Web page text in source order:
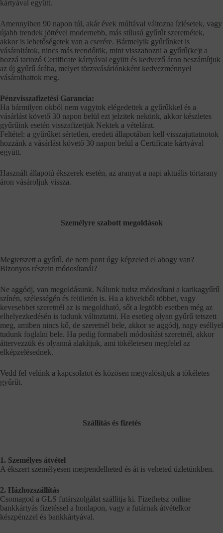
kártyával együtt.
Amennyiben 90 napon túl, akár évek múltával változna ízlésetek, vagy
újabb trendek jöttével modernebb, más stílusú gyűrűt szeretnétek,
akkor is lehetőségetek van a cserére. Bármelyik gyűrűnket is
vásároltátok, nincs más teendőtök, mint visszahozni a gyűrű(ke)t a
hozzá tartozó Certificate kártyával együtt és kedvező áron beszámítjuk
az új gyűrű árába, melyet törzsvásárlónkként kedvezménnyel
vásárolhattok meg.
Pénzvisszafizetési Garancia:
Ha bármilyen okból nem vagytok elégedettek a gyűrűkkel és a
vásárlást követő 30 napon belül ezt jelzitek nekünk, akkor készletes
gyűrűink esetén visszafizetjük Nektek a vételárat.
Feltétel: a gyűrűket sértetlen, eredeti állapotában kell visszajuttatnotok
hozzánk a vásárlást követő 30 napon belül a Certificate kártyával
együtt.
Használt állapotú ékszerek esetén, az aranyat a napi aktuális törtarany
áron vásároljuk vissza.
Személyre szabott megoldások
Megtetszett a gyűrű, de nem pont úgy képzeled el ahogy van?
Bizonyos részein módosítanál?
Ne aggódj, van megoldásunk. Nálunk tudsz módosítani a karikagyűrű
színén, szélességén és felületén is. Ha a kövekből többet, vagy
kevesebbet szeretnél az is megoldható, sőt a legtöbb esetben még az
elhelyezkedésén is tudunk változtatni. Ha esetleg olyan gyűrű tetszett
meg, amiben nincs kő, de szeretnél bele, akkor se aggódj, nagy eséllyel
tudunk foglalni bele. Ha pedig formabeli módosítást szeretnél, akkor
áttervezzük és olyanná alakítjuk, ami tökéletesen megfelel az
elképzelésednek.
Vedd fel velünk a kapcsolatot és közösen megvalósítjuk a tökéletes
gyűrűt.
Szállítás és fizetés
1. Személyes átvétel
A ékszert személyesen megrendelheted és át is veheted üzletünkben.
2. Házhozszállítás
Csomagod a GLS futárszolgálat szállítja ki. Fizethetsz online
bankkártyás fizetéssel a honlapon, vagy a futárnak átvételkor
készpénzzel és bankkártyával.